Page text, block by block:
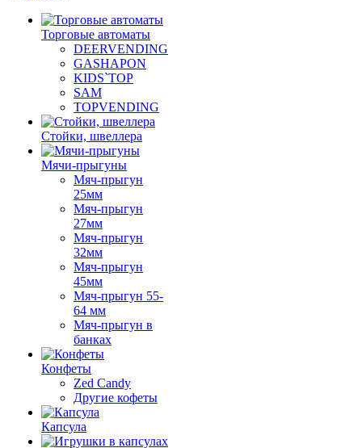
Торговые автоматы
DEERVENDING
GASHAPON
KIDS`TOP
SAM
TOPVENDING
Стойки, швеллера
Мячи-прыгуны
Мяч-прыгун
25мм
Мяч-прыгун
27мм
Мяч-прыгун
32мм
Мяч-прыгун
45мм
Мяч-прыгун 55-
64 мм
Мяч-прыгун в
банках
Конфеты
Zed Candy
Другие кофеты
Капсула